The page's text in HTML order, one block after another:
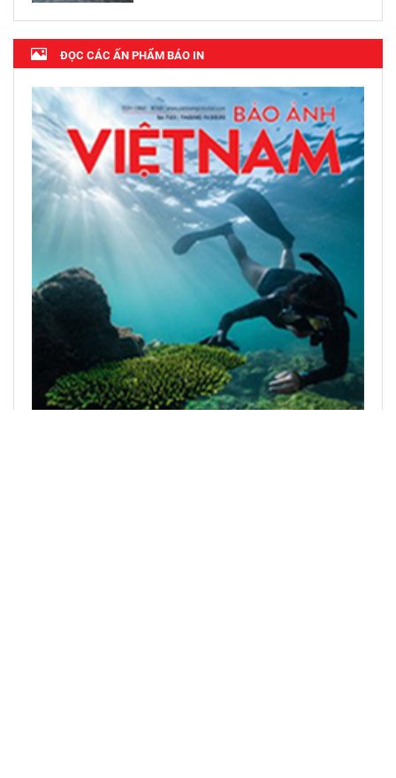
ĐỌC CÁC ẤN PHẨM BÁO IN